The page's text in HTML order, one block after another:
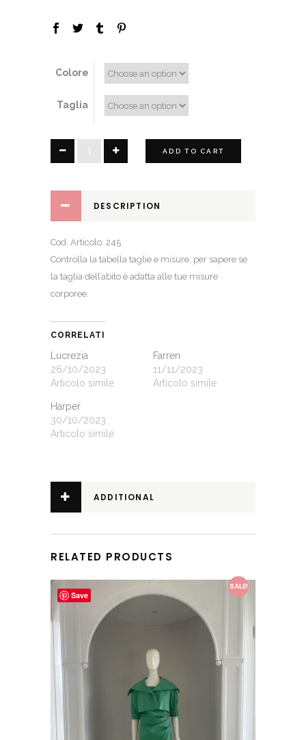
Colore
Taglia
quantity
ADD TO CART
DESCRIPTION
Cod. Articolo: 245
Controlla la tabella taglie e misure, per sapere se
la taglia dell’abito è adatta alle tue misure
corporee.
CORRELATI
Lucrezia
26/10/2023
Articolo simile
Farren
11/11/2023
Articolo simile
Harper
30/10/2023
Articolo simile
ADDITIONAL
RELATED PRODUCTS
Save
SALE!
This product has multiple variants. The options may be chosen on the product page